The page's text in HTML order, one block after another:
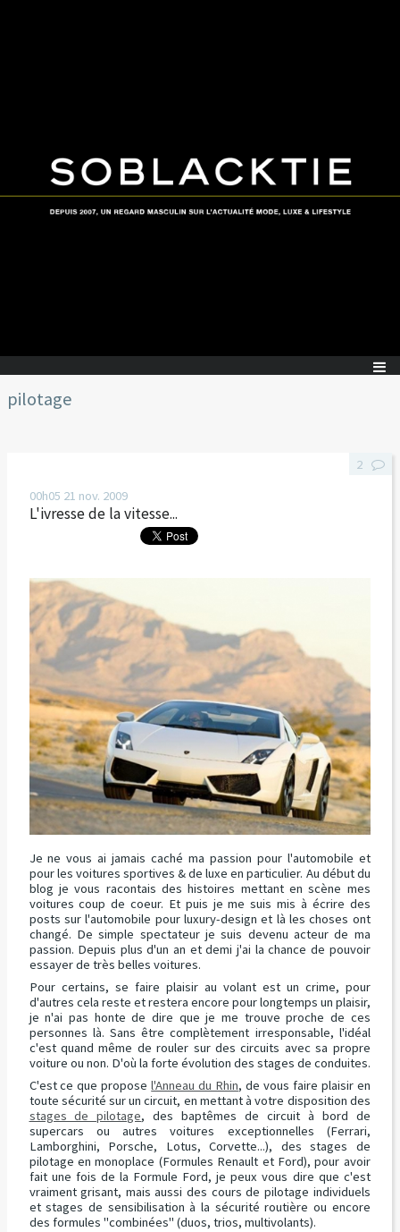
pilotage
00h05 21 nov. 2009
L'ivresse de la vitesse...
Je ne vous ai jamais caché ma passion pour l'automobile et
pour les voitures sportives & de luxe en particulier. Au début du
blog je vous racontais des histoires mettant en scène mes
voitures coup de coeur. Et puis je me suis mis à écrire des
posts sur l'automobile pour luxury-design et là les choses ont
changé. De simple spectateur je suis devenu acteur de ma
passion. Depuis plus d'un an et demi j'ai la chance de pouvoir
essayer de très belles voitures.
Pour certains, se faire plaisir au volant est un crime, pour
d'autres cela reste et restera encore pour longtemps un plaisir,
je n'ai pas honte de dire que je me trouve proche de ces
personnes là. Sans être complètement irresponsable, l'idéal
c'est quand même de rouler sur des circuits avec sa propre
voiture ou non. D'où la forte évolution des stages de conduites.
C'est ce que proposel'Anneau du Rhin, de vous faire plaisir en
toute sécurité sur un circuit, en mettant à votre disposition des
stages de pilotage, des baptêmes de circuit à bord de
supercars ou autres voitures exceptionnelles (Ferrari,
Lamborghini, Porsche, Lotus, Corvette...), des stages de
pilotage en monoplace (Formules Renault et Ford), pour avoir
fait une fois de la Formule Ford, je peux vous dire que c'est
vraiment grisant, mais aussi des cours de pilotage individuels
et stages de sensibilisation à la sécurité routière ou encore
des formules "combinées" (duos, trios, multivolants).
2